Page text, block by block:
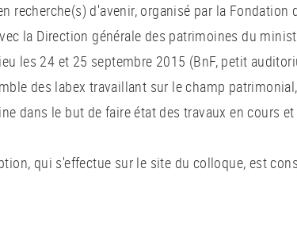
recherche(s) d'avenir, organisé par la
la Direction générale des patrimoines du
les 24 et 25 septembre 2015 (BnF, petit
des labex travaillant sur le champ
dans le but de faire état des travaux en cours
qui s'effectue sur le site du colloque, est